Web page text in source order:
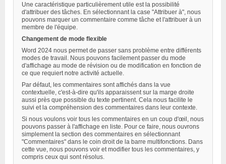
Une caractéristique particulièrement utile est la possibilité
d'attribuer des tâches. En sélectionnant la case "Attribuer à", nous
pouvons marquer un commentaire comme tâche et l'attribuer à un
membre de l'équipe.
Changement de mode flexible
Word 2024 nous permet de passer sans problème entre différents
modes de travail. Nous pouvons facilement passer du mode
d'affichage au mode de révision ou de modification en fonction de
ce que requiert notre activité actuelle.
Par défaut, les commentaires sont affichés dans la vue
contextuelle, c'est-à-dire qu'ils apparaissent sur la marge droite
aussi près que possible du texte pertinent. Cela nous facilite le
suivi et la compréhension des commentaires dans leur contexte.
Si nous voulons voir tous les commentaires en un coup d'œil, nous
pouvons passer à l'affichage en liste. Pour ce faire, nous ouvrons
simplement la section des commentaires en sélectionnant
"Commentaires" dans le coin droit de la barre multifonctions. Dans
cette vue, nous pouvons voir et modifier tous les commentaires, y
compris ceux qui sont résolus.